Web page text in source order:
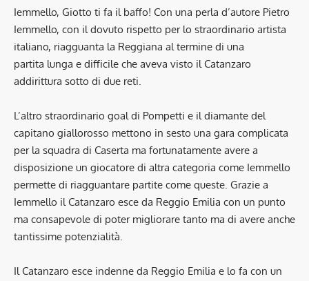
Iemmello, Giotto ti fa il baffo! Con una perla d’autore Pietro
Iemmello, con il dovuto rispetto per lo straordinario artista
italiano, riagguanta la Reggiana al termine di una
partita lunga e difficile che aveva visto il Catanzaro
addirittura sotto di due reti.
L’altro straordinario goal di Pompetti e il diamante del
capitano giallorosso mettono in sesto una gara complicata
per la squadra di Caserta ma fortunatamente avere a
disposizione un giocatore di altra categoria come Iemmello
permette di riagguantare partite come queste. Grazie a
Iemmello il Catanzaro esce da Reggio Emilia con un punto
ma consapevole di poter migliorare tanto ma di avere anche
tantissime potenzialità.
Il Catanzaro esce indenne da Reggio Emilia e lo fa con un